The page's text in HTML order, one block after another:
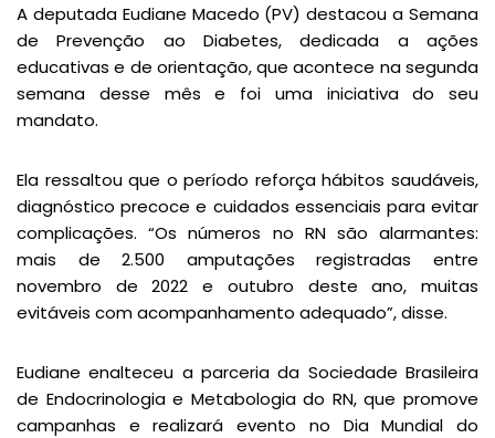
A deputada Eudiane Macedo (PV) destacou a Semana
de Prevenção ao Diabetes, dedicada a ações
educativas e de orientação, que acontece na segunda
semana desse mês e foi uma iniciativa do seu
mandato.
Ela ressaltou que o período reforça hábitos saudáveis,
diagnóstico precoce e cuidados essenciais para evitar
complicações. “Os números no RN são alarmantes:
mais de 2.500 amputações registradas entre
novembro de 2022 e outubro deste ano, muitas
evitáveis com acompanhamento adequado”, disse.
Eudiane enalteceu a parceria da Sociedade Brasileira
de Endocrinologia e Metabologia do RN, que promove
campanhas e realizará evento no Dia Mundial do